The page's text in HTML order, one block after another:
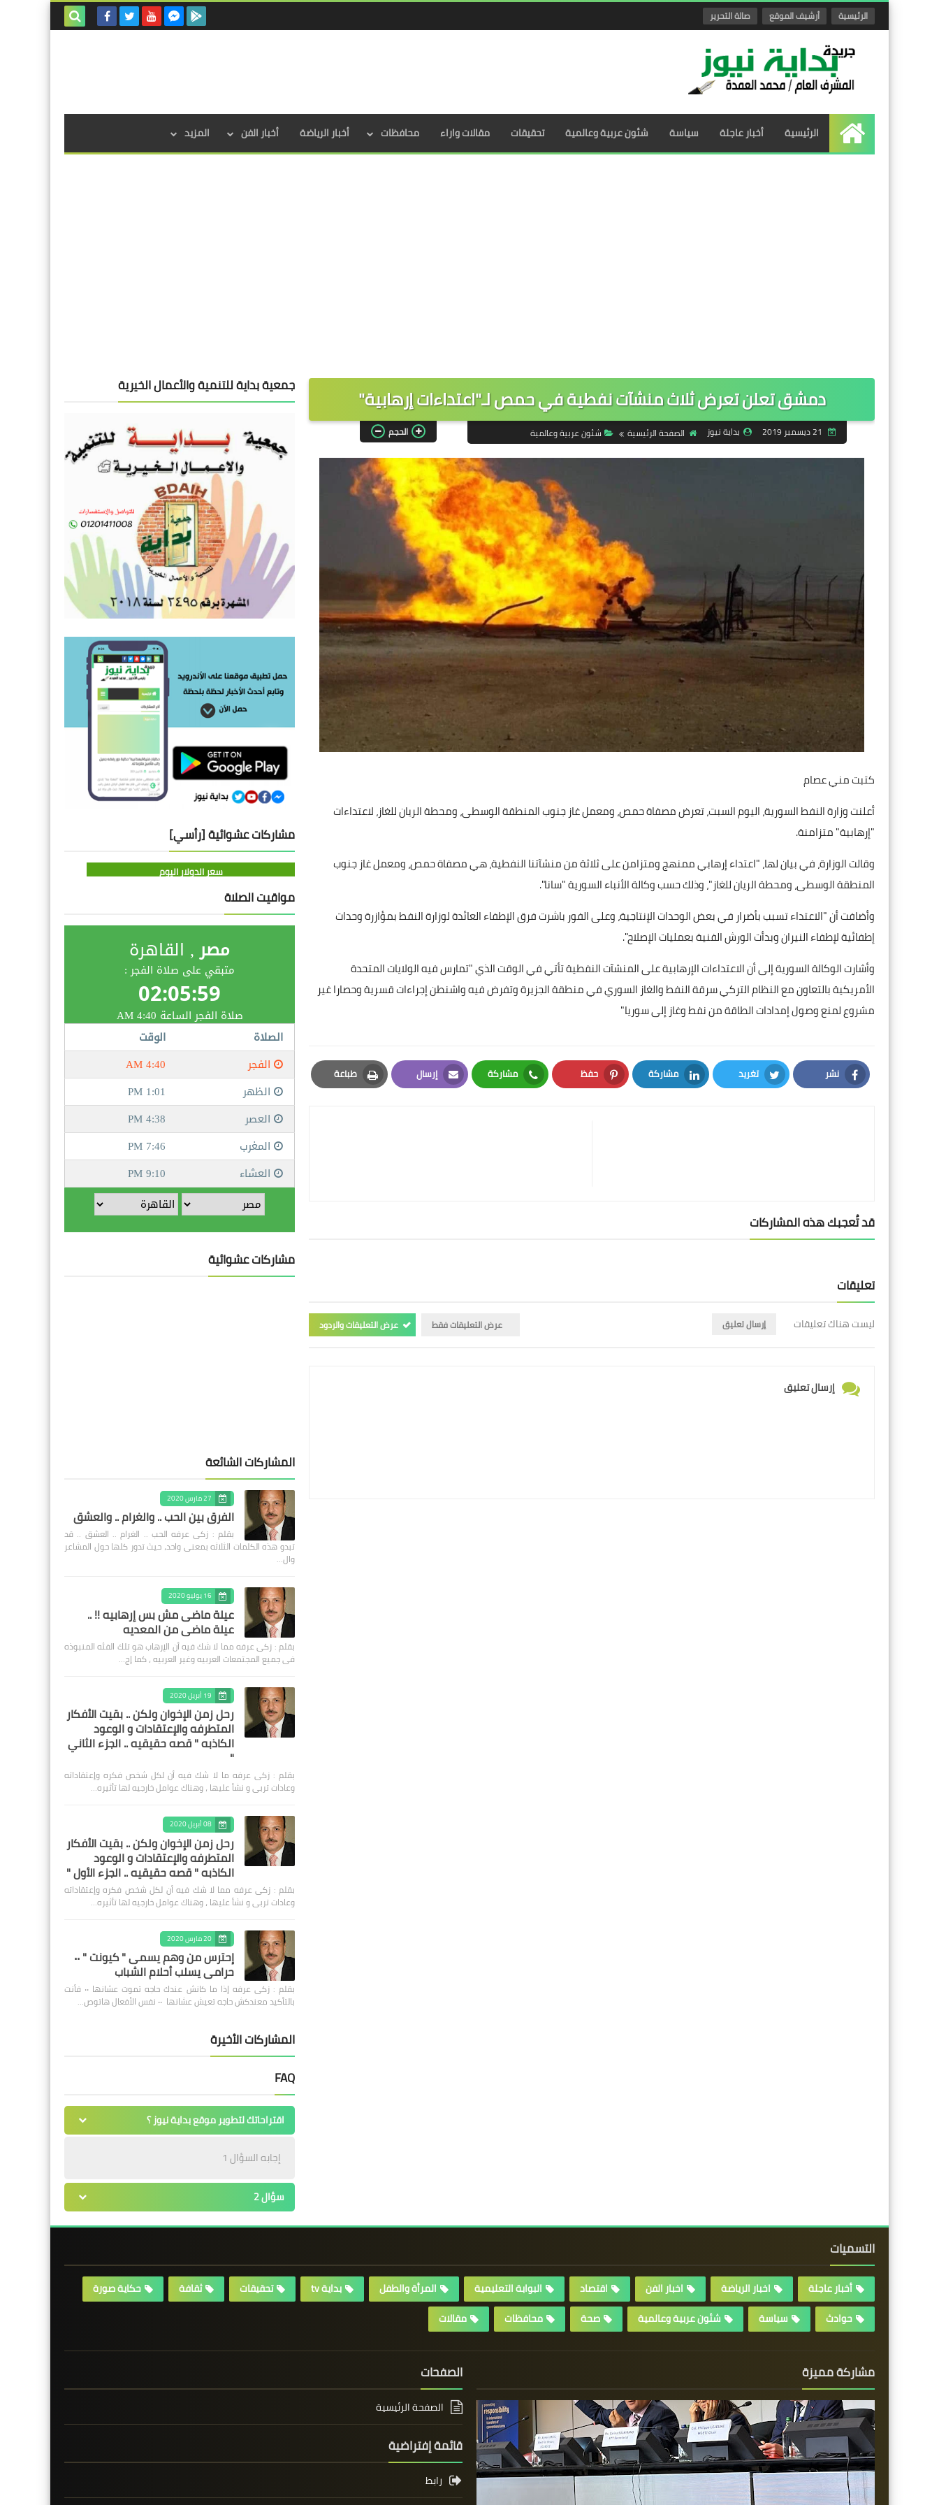
الرئيسية أرشيف الموقع صالة التحرير
الرئيسية
الرئيسية أخبار عاجلة سياسة شئون عربية وعالمية تحقيقات مقالات واراء محافظات أخبار الرياضة أخبار الفن المزيد
دمشق تعلن تعرض ثلاث منشآت نفطية في حمص لـ"اعتداءات إرهابية"
بداية نيوز الصفحة الرئيسية شئون عربية وعالمية الحجم
كتبت مني عصام
أعلنت وزارة النفط السورية، اليوم السبت، تعرض مصفاة حمص، ومعمل غاز جنوب المنطقة الوسطى، ومحطة الريان للغاز، لاعتداءات
"إرهابية" متزامنة.
وقالت الوزارة، في بيان لها، "اعتداء إرهابي ممنهج ومتزامن على ثلاثة من منشآتنا النفطية، هي مصفاة حمص، ومعمل غاز جنوب
المنطقة الوسطى، ومحطة الريان للغاز"، وذلك حسب وكالة الأنباء السورية "سانا".
وأضافت أن "الاعتداء تسبب بأضرار في بعض الوحدات الإنتاجية، وعلى الفور باشرت فرق الإطفاء العائدة لوزارة النفط بمؤازرة وحدات
إطفائية لإطفاء النيران وبدأت الورش الفنية بعمليات الإصلاح".
وأشارت الوكالة السورية إلى أن الاعتداءات الإرهابية على المنشآت النفطية تأتي في الوقت الذي "تمارس فيه الولايات المتحدة
الأمريكية بالتعاون مع النظام التركي سرقة النفط والغاز السوري في منطقة الجزيرة وتفرض فيه واشنطن إجراءات قسرية وحصارا غير
مشروع لمنع وصول إمدادات الطاقة من نفط وغاز إلى سوريا"
نشر
Facebook
تغريد
Twitter
مشاركة
LinkedIn
حفظ
Pinterest
مشاركة
Whatsapp
إرسال
Email
طباعة
Print
قد تُعجبك هذه المشاركات
تعليقات
ليست هناك تعليقات إرسال تعليق عرض التعليقات فقط عرض التعليقات والردود
إرسال تعليق
جمعية بداية للتنمية والأعمال الخيرية
مشاركات عشوائية [رأسي]
سعر الدولار اليوم
مواقيت الصلاة
مشاركات عشوائية
المشاركات الشائعة
27 مارس 2020
الفرق بين الحب .. والغرام .. والعشق
بقلم : زكى عرفه الحب .. الغرام .. العشق .. قد
تبدو هذه الكلمات الثلاثه بمعنى واحد، حيث تدور كلها حول المشاعر
وال…
16 يوليو 2020
عيلة ماضى مش بس إرهابيه !! ..
عيلة ماضى من المعديه
بقلم : زكى عرفه مما لا شك فيه أن الإرهاب هو تلك الفئه المنبوذه
فى جميع المجتمعات العربيه وغير العربيه ، كما إج…
19 أبريل 2020
رحل زمن الإخوان ولكن .. بقيت الأفكار
المتطرفه والإعتقادات و الوعود
الكاذبه " قصه حقيقيه .. الجزء الثاني
"
بقلم : زكى عرفه ‎ما لا شك فيه أن لكل شخص فكره وإعتقاداته
وعادات تربى و نشأ عليها ، وهناك عوامل خارجيه لها تأثيره…
08 أبريل 2020
رحل زمن الإخوان ولكن .. بقيت الأفكار
المتطرفه والإعتقادات و الوعود
الكاذبه " قصه حقيقيه .. الجزء الأول "
بقلم : زكى عرفه مما لا شك فيه أن لكل شخص فكره وإعتقاداته
وعادات تربى و نشأ عليها ، وهناك عوامل خارجيه لها تأثيره…
20 مارس 2020
إحترس من وهم يسمى " كيونت " ٠٠
حرامى يسلب أحلام الشباب
بقلم : زكى عرفه ‎إذا ما كانش عندك حاجه تموت عشانها ٠٠ فأنت
بالتأكيد معندكش حاجه تعيش عشانها ٠٠ نفس الأفعال هاتوص…
المشاركات الأخيرة
FAQ
اقتراحاتك لتطوير موقع بداية نيوز ؟
إجابه السؤال 1
سؤال 2
التسميات
أخبار عاجلة اخبار الرياضة اخبار الفن اقتصاد البوابة التعليمية المرأة والطفل بداية tv تحقيقات ثقافة
حكاية صورة
حوادث
سياسة شئون عربية وعالمية صحة محافظات مقالات
مشاركة مميزة الصفحات
الصفحة الرئيسية
قائمة إفتراضية
رابط